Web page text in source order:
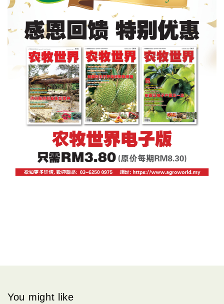
You might like